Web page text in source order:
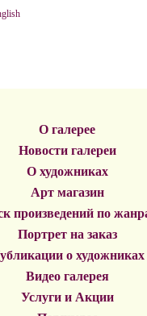
О галерее
Новости галереи
О художниках
Арт магазин
произведений по
Портрет на заказ
о художниках
Видео галерея
Услуги и Акции